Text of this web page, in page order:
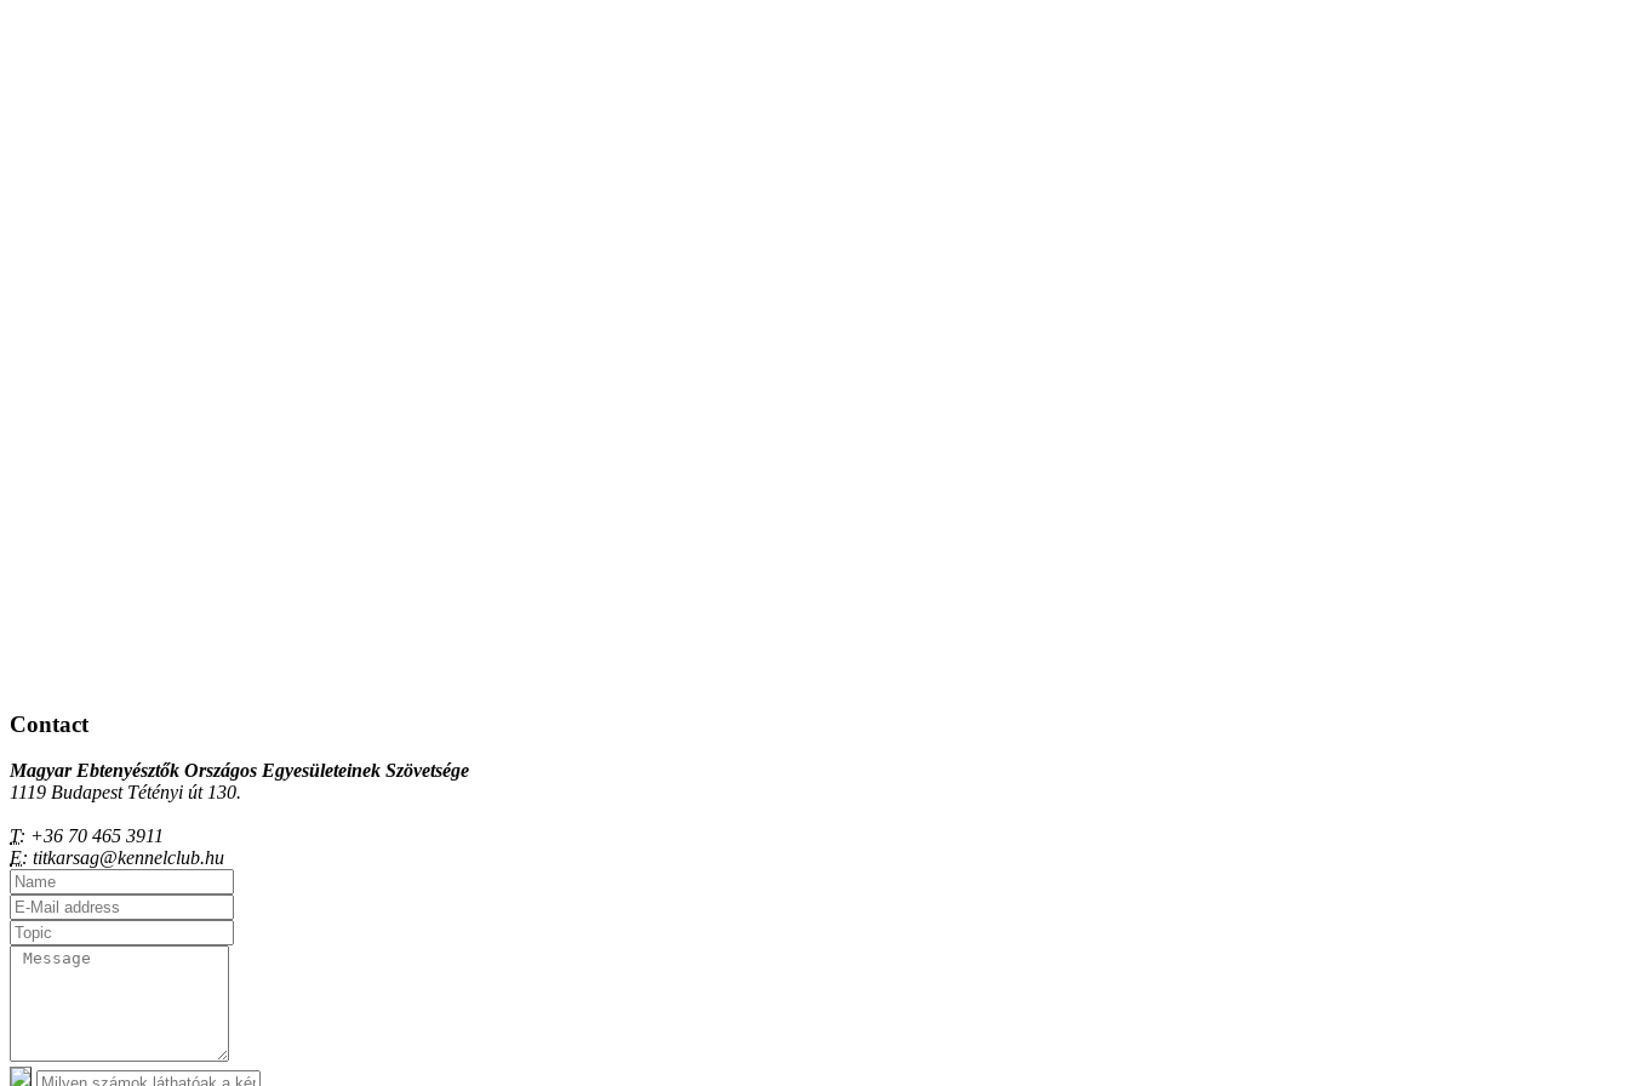
Contact
Magyar Ebtenyésztők Országos Egyesületeinek Szövetsége
1119 Budapest Tétényi út 130.
T: +36 70 465 3911
E: titkarsag@kennelclub.hu